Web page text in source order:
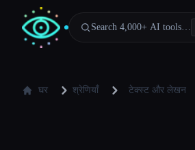
Search 4,000+ AI tools…
घर श्रेणियाँ टेक्स्ट और लेखन